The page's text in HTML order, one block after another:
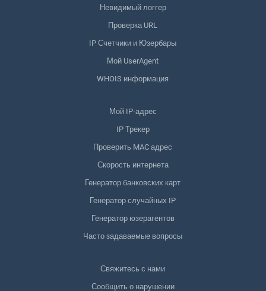
Невидимый логгер
Проверка URL
IP Счетчики и Юзербары
Мой UserAgent
WHOIS информация
Мой IP-адрес
IP Трекер
Проверить MAC адрес
Скорость интернета
Генератор банковских карт
Генератор случайных IP
Генератор юзерагентов
Часто задаваемые вопросы
Свяжитесь с нами
Сообщить о нарушении